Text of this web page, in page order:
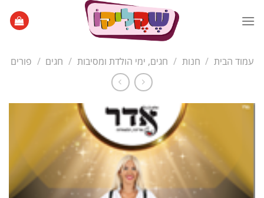
עמוד הבית / חנות / חגים, ימי הולדת ומסיבות / חגים / פורים